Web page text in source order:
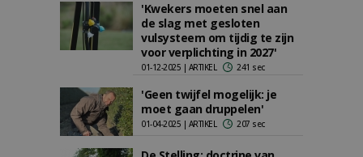
'Kwekers moeten snel aan
de slag met gesloten
vulsysteem om tijdig te zijn
voor verplichting in 2027'
01-12-2025 | ARTIKEL 241 sec
'Geen twijfel mogelijk: je
moet gaan druppelen'
01-04-2025 | ARTIKEL 207 sec